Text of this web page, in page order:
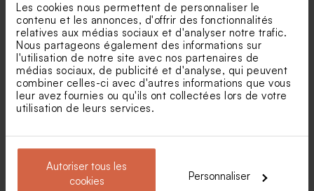
Les cookies nous permettent de personnaliser le
contenu et les annonces, d'offrir des fonctionnalités
relatives aux médias sociaux et d'analyser notre trafic.
Nous partageons également des informations sur
l'utilisation de notre site avec nos partenaires de
médias sociaux, de publicité et d'analyse, qui peuvent
combiner celles-ci avec d'autres informations que vous
leur avez fournies ou qu'ils ont collectées lors de votre
utilisation de leurs services.
Autoriser tous les
cookies
Personnaliser
Pot de fleurs fête rose
Sucette anniversaire rose
fleur
Grand sticker fête
dinosaures
Sticker fête dinosaures